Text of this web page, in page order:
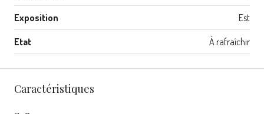
Exposition Est
Etat À rafraîchir
Caractéristiques